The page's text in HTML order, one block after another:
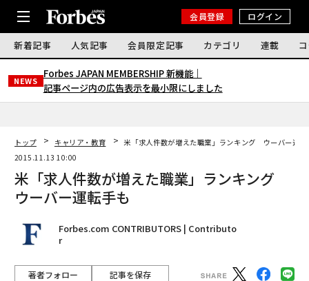
会員登録 ログイン
新着記事 人気記事 会員限定記事 カテゴリ 連載
NEWS
Forbes JAPAN MEMBERSHIP 新機能｜
記事ページ内の広告表示を最小限にしました
トップ キャリア・教育
米「求人件数が増えた職業」ランキング ウーバー運転
2015.11.13 10:00
米「求人件数が増えた職業」ランキング
ウーバー運転手も
Forbes.com CONTRIBUTORS | Contributo
r
著者フォロー 記事を保存